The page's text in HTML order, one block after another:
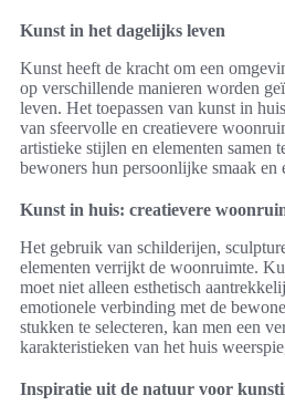
Kunst in het dagelijks leven
Kunst heeft de kracht om een
op verschillende manieren worden
leven. Het toepassen van kunst in
van sfeervolle en creatievere
artistieke stijlen en elementen samen
bewoners hun persoonlijke smaak en
Kunst in huis: creatievere
Het gebruik van schilderijen,
elementen verrijkt de woonruimte.
moet niet alleen esthetisch
emotionele verbinding met de
stukken te selecteren, kan men een
karakteristieken van het huis
Inspiratie uit de natuur voor